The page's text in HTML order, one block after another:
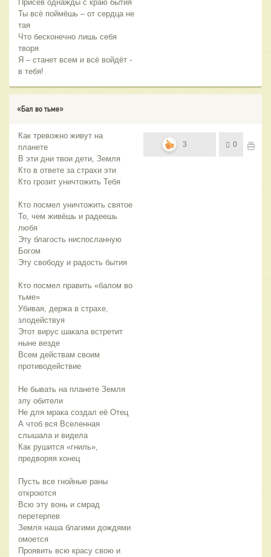
Присев однажды с краю бытия
Ты всё поймёшь – от сердца не
тая
Что бесконечно лишь себя
творя
Я – станет всем и всё войдёт -
в тебя!
«Бал во тьме»
Как тревожно живут на
планете
В эти дни твои дети, Земля
Кто в ответе за страхи эти
Кто грозит уничтожить Тебя
Кто посмел уничтожить святое
То, чем живёшь и радеешь
любя
Эту благость ниспосланную
Богом
Эту свободу и радость бытия
Кто посмел править «балом во
тьме»
Убивая, держа в страхе,
злодействуя
Этот вирус шакала встретит
ныне везде
Всем действам своим
противодействие
Не бывать на планете Земля
злу обители
Не для мрака создал её Отец
А чтоб вся Вселенная
слышала и видела
Как рушится «гниль»,
предворяя конец
Пусть все гнойные раны
откроются
Всю эту вонь и смрад
перетерпев
Земля наша благими дождями
омоется
Проявить всю красу свою и
3 0